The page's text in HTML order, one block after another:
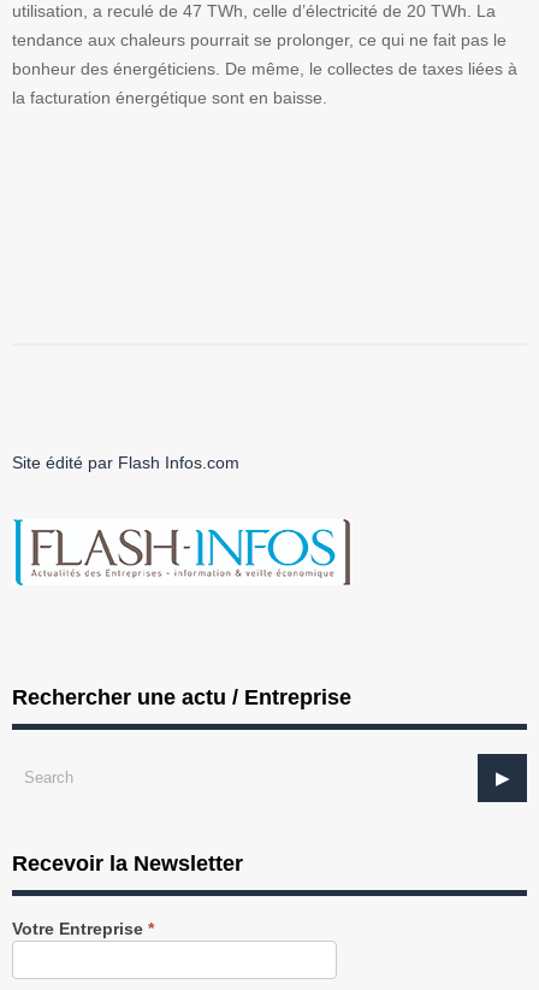
utilisation, a reculé de 47 TWh, celle d’électricité de 20 TWh. La
tendance aux chaleurs pourrait se prolonger, ce qui ne fait pas le
bonheur des énergéticiens. De même, le collectes de taxes liées à
la facturation énergétique sont en baisse.
Site édité par Flash Infos.com
Rechercher une actu / Entreprise
Recevoir la Newsletter
Recevez
notre
gratuitement
Votre Entreprise *